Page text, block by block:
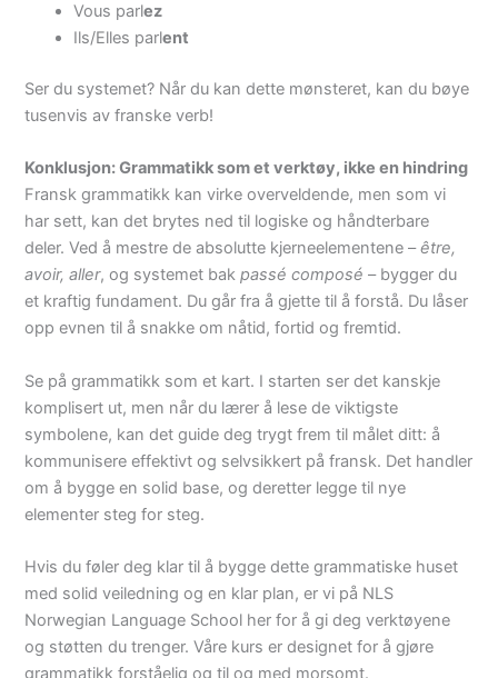
Vous parlez
Ils/Elles parlent
Ser du systemet? Når du kan dette mønsteret, kan du bøye
tusenvis av franske verb!
Konklusjon: Grammatikk som et verktøy, ikke en hindring
Fransk grammatikk kan virke overveldende, men som vi
har sett, kan det brytes ned til logiske og håndterbare
deler. Ved å mestre de absolutte kjerneelementene –être,
avoir, aller, og systemet bakpassé composé – bygger du
et kraftig fundament. Du går fra å gjette til å forstå. Du låser
opp evnen til å snakke om nåtid, fortid og fremtid.
Se på grammatikk som et kart. I starten ser det kanskje
komplisert ut, men når du lærer å lese de viktigste
symbolene, kan det guide deg trygt frem til målet ditt: å
kommunisere effektivt og selvsikkert på fransk. Det handler
om å bygge en solid base, og deretter legge til nye
elementer steg for steg.
Hvis du føler deg klar til å bygge dette grammatiske huset
med solid veiledning og en klar plan, er vi på NLS
Norwegian Language School her for å gi deg verktøyene
og støtten du trenger. Våre kurs er designet for å gjøre
grammatikk forståelig og til og med morsomt.